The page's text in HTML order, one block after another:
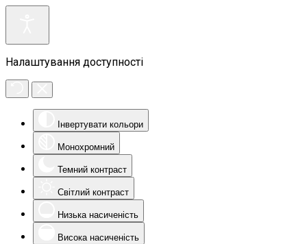
Налаштування доступності
Інвертувати кольори
Монохромний
Темний контраст
Світлий контраст
Низька насиченість
Висока насиченість